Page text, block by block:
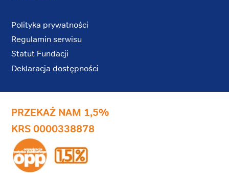
Polityka prywatności
Regulamin serwisu
Statut Fundacji
Deklaracja dostępności
PRZEKAŻ NAM 1,5%
KRS 0000338878